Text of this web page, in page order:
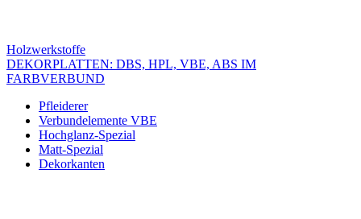
Holzwerkstoffe
DEKORPLATTEN: DBS, HPL, VBE, ABS IM
FARBVERBUND
Pfleiderer
Verbundelemente VBE
Hochglanz-Spezial
Matt-Spezial
Dekorkanten